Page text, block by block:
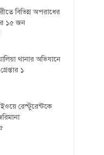
বিভিন্ন অপরাধের
১৫ জন
থানার অভিযানে
১
রেস্টুরেন্টকে